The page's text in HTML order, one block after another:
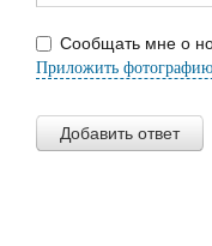
Сообщать мне о
Приложить
Добавить ответ